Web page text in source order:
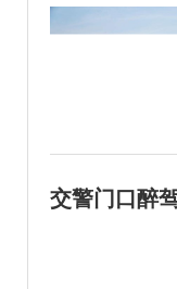
交警门口醉